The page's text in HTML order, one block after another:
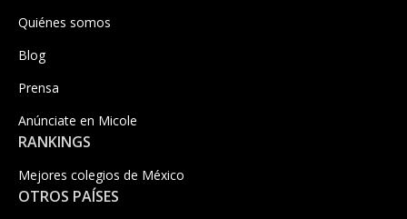
Quiénes somos
Blog
Prensa
Anúnciate en Micole
RANKINGS
Mejores colegios de México
OTROS PAÍSES